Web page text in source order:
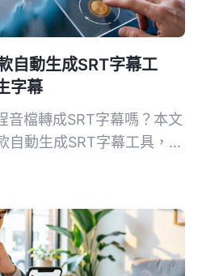
自動生成SRT字幕工
字幕
音檔轉成SRT字幕嗎？本文
動生成SRT字幕工具，並